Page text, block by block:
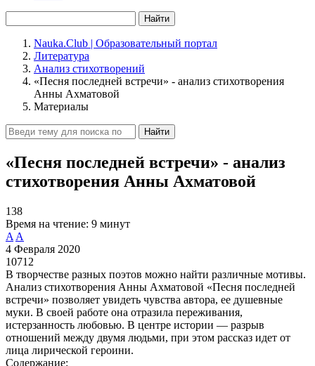
Найти
Nauka.Club | Образовательный портал
Литература
Анализ стихотворений
«Песня последней встречи» - анализ стихотворения
Анны Ахматовой
Материалы
Найти
«Песня последней встречи» - анализ
стихотворения Анны Ахматовой
138
Время на чтение: 9 минут
A A
4 Февраля 2020
10712
В творчестве разных поэтов можно найти различные мотивы.
Анализ стихотворения Анны Ахматовой «Песня последней
встречи» позволяет увидеть чувства автора, ее душевные
муки. В своей работе она отразила переживания,
истерзанность любовью. В центре истории — разрыв
отношений между двумя людьми, при этом рассказ идет от
лица лирической героини.
Содержание: